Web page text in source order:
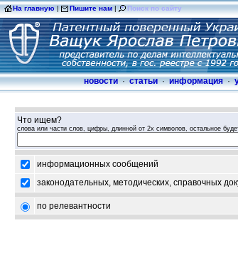
На главную | Пишите нам | Поиск по сайту
новости·статьи·информация·
Что ищем?
слова или части слов, цифры, длинной от 2х символов, остальное
информационных сообщений
законодательных, методических, справочных
по релевантности